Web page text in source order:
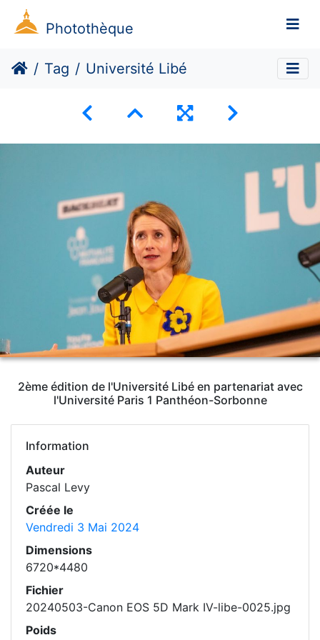
Photothèque
Tag Université Libé
2ème édition de l'Université Libé en partenariat avec
l'Université Paris 1 Panthéon-Sorbonne
Information
Auteur
Pascal Levy
Créée le
Vendredi 3 Mai 2024
Dimensions
6720*4480
Fichier
20240503-Canon EOS 5D Mark IV-libe-0025.jpg
Poids